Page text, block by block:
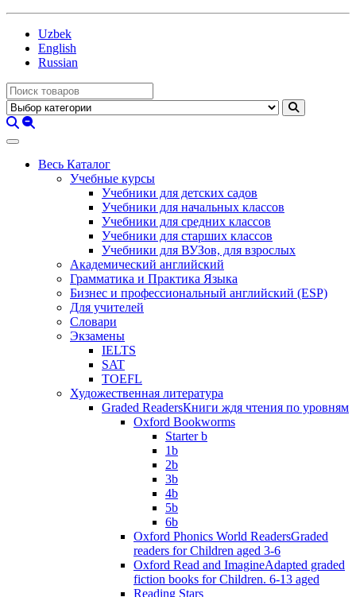
Uzbek
English
Russian
Весь Каталог
Учебные курсы
Учебники для детских садов
Учебники для начальных классов
Учебники для средних классов
Учебники для старших классов
Учебники для ВУЗов, для взрослых
Академический английский
Грамматика и Практика Языка
Бизнес и профессиональный английский (ESP)
Для учителей
Словари
Экзамены
IELTS
SAT
TOEFL
Художественная литература
Graded ReadersКниги ждя чтения по уровням
Oxford Bookworms
Starter b
1b
2b
3b
4b
5b
6b
Oxford Phonics World ReadersGraded
readers for Children aged 3-6
Oxford Read and ImagineAdapted graded
fiction books for Children. 6-13 aged
Reading Stars